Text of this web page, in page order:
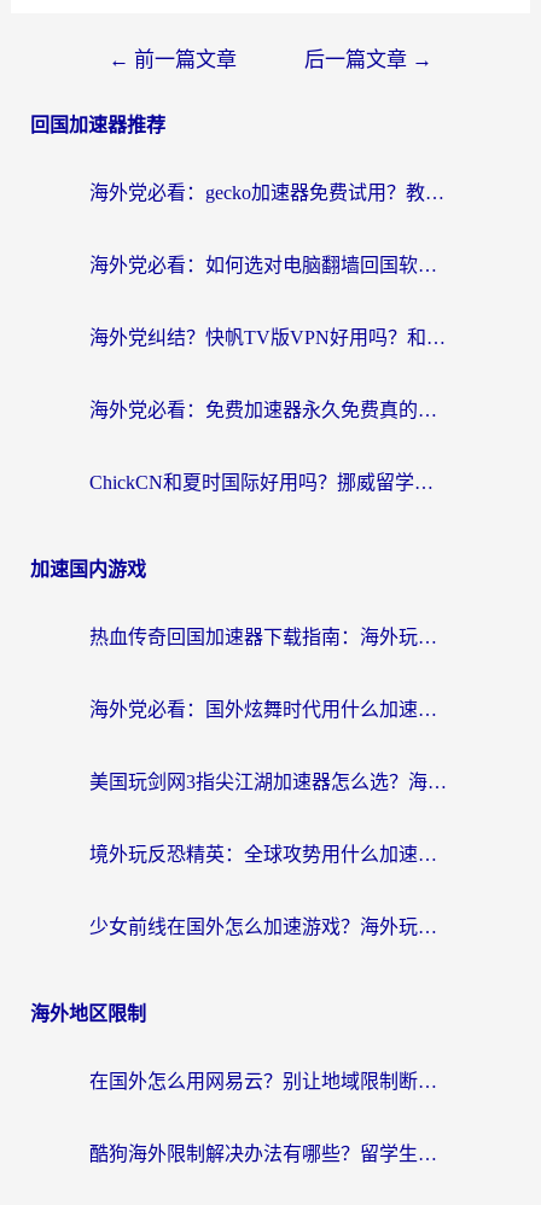
← 前一篇文章 后一篇文章 →
回国加速器推荐
海外党必看：gecko加速器免费试用？教你选对回国加速器，无缝刷国内剧玩游戏
海外党必看：如何选对电脑翻墙回国软件，轻松解锁国内资源？
海外党纠结？快帆TV版VPN好用吗？和扇贝手游VPN对比哪个回国效果更好？
海外党必看：免费加速器永久免费真的存在吗？教你选对回国加速器无缝刷国内资源
ChickCN和夏时国际好用吗？挪威留学生亲测3款回国加速器，附穿梭和加速喵对比指南
加速国内游戏
热血传奇回国加速器下载指南：海外玩家如何流畅砍怪不卡顿？
海外党必看：国外炫舞时代用什么加速器比较好？解决延迟卡顿的终极方案
美国玩剑网3指尖江湖加速器怎么选？海外党亲测避坑指南
境外玩反恐精英：全球攻势用什么加速器？2026海外玩家亲测实用指南
少女前线在国外怎么加速游戏？海外玩家必看的国服游戏畅玩指南
海外地区限制
在国外怎么用网易云？别让地域限制断了你的中文歌单——附听书社交定位解决方案
酷狗海外限制解决办法有哪些？留学生亲测有效的回国加速指南